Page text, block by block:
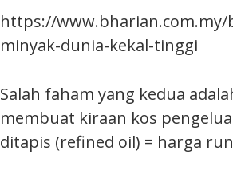
https://www.bharian.com.my/
minyak-dunia-kekal-tinggi
Salah faham yang kedua
membuat kiraan kos
ditapis (refined oil) = harga